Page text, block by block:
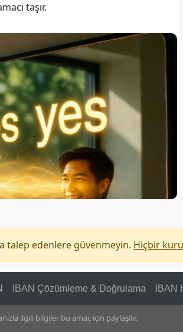
taşır.
talep edenlere güvenmeyin. Hiçbir
IBAN Çözümleme & Doğrulama IBAN
ilgili bilgiler bu amaç için paylaşılır.